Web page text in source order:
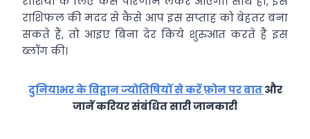
राशिफल की मदद से कैसे आप इस सप्ताह को बेहतर बना
सकते हैं, तो आइए बिना देर किये शुरुआत करते हैं इस
ब्लॉग की।
दुनियाभर के विद्वान ज्योतिषियों से करें फ़ोन पर बातऔर
जानें करियर संबंधित सारी जानकारी